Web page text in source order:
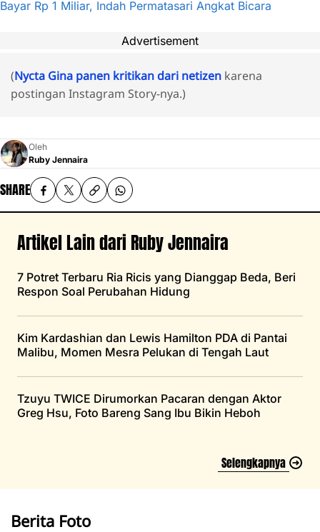
Bayar Rp 1 Miliar, Indah Permatasari Angkat Bicara
Advertisement
(Nycta Gina panen kritikan dari netizen karena
postingan Instagram Story-nya.)
Oleh
Ruby Jennaira
SHARE
Artikel Lain dari Ruby Jennaira
7 Potret Terbaru Ria Ricis yang Dianggap Beda, Beri
Respon Soal Perubahan Hidung
Kim Kardashian dan Lewis Hamilton PDA di Pantai
Malibu, Momen Mesra Pelukan di Tengah Laut
Tzuyu TWICE Dirumorkan Pacaran dengan Aktor
Greg Hsu, Foto Bareng Sang Ibu Bikin Heboh
Selengkapnya
Berita Foto